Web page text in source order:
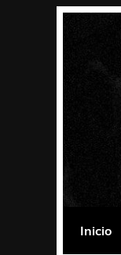
La
Inicio